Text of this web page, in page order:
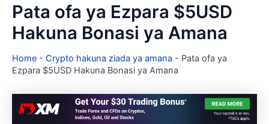
Pata ofa ya Ezpara $5USD
Hakuna Bonasi ya Amana
Home - Crypto hakuna ziada ya amana - Pata ofa ya
Ezpara $5USD Hakuna Bonasi ya Amana